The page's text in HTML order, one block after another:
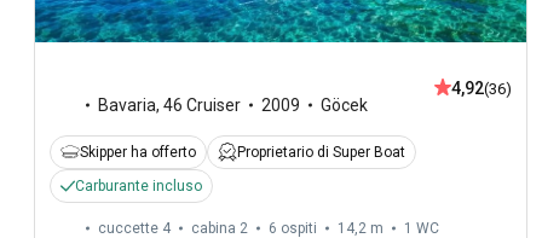
Bavaria, 46 Cruiser 2009 Göcek
4,92(36)
Skipper ha offerto
Proprietario di Super Boat
Carburante incluso
cuccette 4 cabina 2 6 ospiti 14,2 m 1 WC